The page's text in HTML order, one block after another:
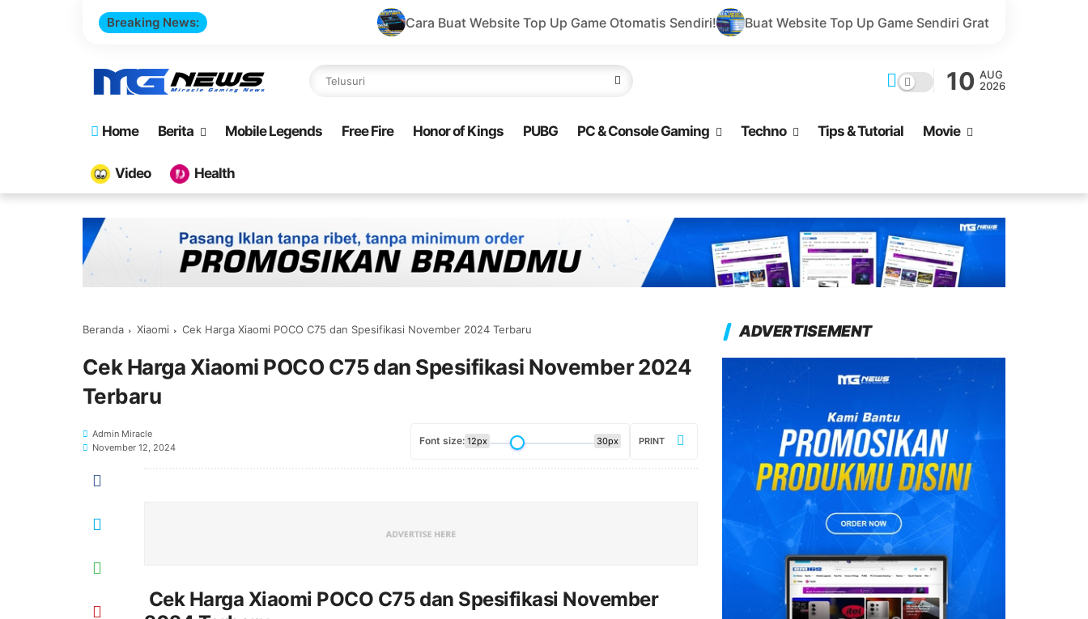
Breaking News: Cara Buat Website Top Up Game Otomatis Sendiri! Buat Website Top Up Game Sendiri Gratis Domain dan Harga Lebih Murah!
10 AUG
2026
Home Berita Mobile Legends Free Fire Honor of Kings PUBG PC & Console Gaming Techno Tips & Tutorial Movie
Video Health
Beranda Xiaomi Cek Harga Xiaomi POCO C75 dan Spesifikasi November 2024 Terbaru
Cek Harga Xiaomi POCO C75 dan Spesifikasi November 2024
Terbaru
Admin Miracle
November 12, 2024
Font size: 12px 30px PRINT
Cek Harga Xiaomi POCO C75 dan Spesifikasi November
ADVERTISEMENT